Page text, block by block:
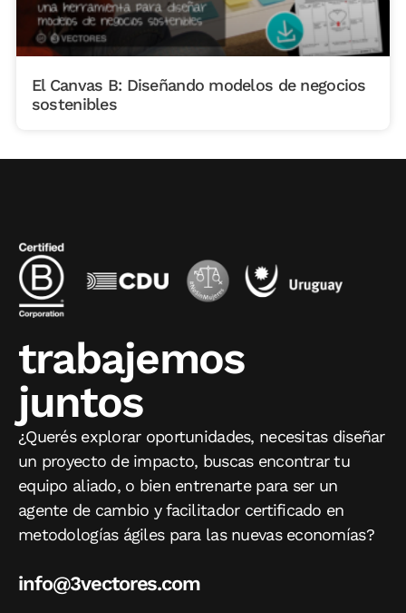
El Canvas B: Diseñando modelos de negocios
sostenibles
trabajemos
juntos
¿Querés explorar oportunidades, necesitas diseñar
un proyecto de impacto, buscas encontrar tu
equipo aliado, o bien entrenarte para ser un
agente de cambio y facilitador certificado en
metodologías ágiles para las nuevas economías?
info@3vectores.com